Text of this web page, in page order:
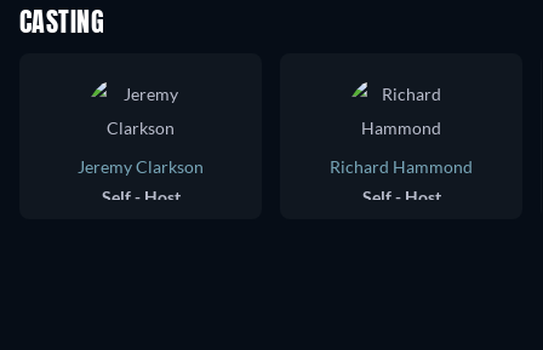
CASTING
Jeremy Clarkson
Self - Host
Richard Hammond
Self - Host